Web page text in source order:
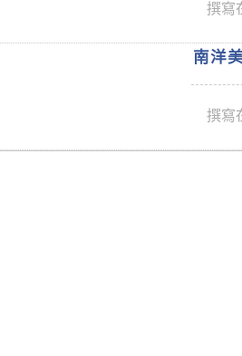
撰寫
南洋
撰寫